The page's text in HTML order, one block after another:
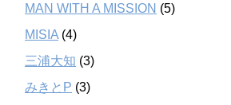
MAN WITH A MISSION (5)
MISIA (4)
三浦大知 (3)
みきとP (3)